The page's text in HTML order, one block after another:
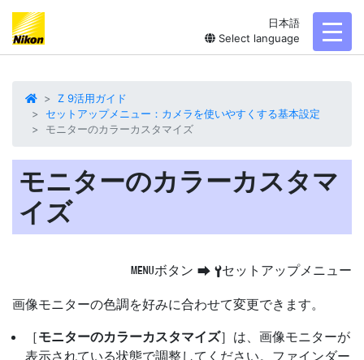
日本語
Select language
Z 9活用ガイド
セットアップメニュー：カメラを使いやすくする基本設定
モニターのカラーカスタマイズ
モニターのカラーカスタマ
イズ
Gボタン U Bセットアップメニュー
画像モニターの色調を好みに合わせて変更できます。
［モニターのカラーカスタマイズ］は、画像モニターが
表示されている状態で調整してください。ファインダー